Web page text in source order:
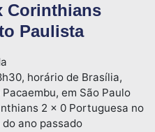
Corinthians
Paulista
horário de Brasília,
em São Paulo
2 x 0 Portuguesa no
ano passado